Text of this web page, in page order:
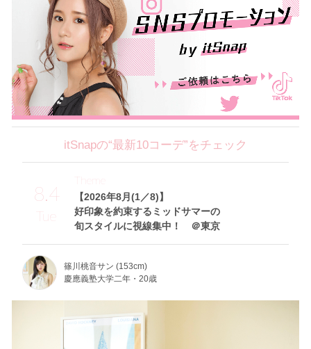
itSnapの“最新10コーデ”をチェック
8.4
Tue
【2026年8月(1／8)】
好印象を約束するミッドサマーの
旬スタイルに視線集中！ ＠東京
Theme
篠川桃音サン (153cm)
慶應義塾大学二年・20歳